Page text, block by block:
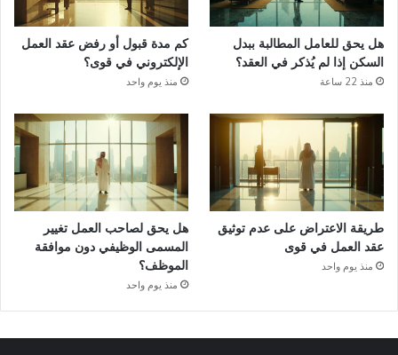
هل يحق للعامل المطالبة ببدل
السكن إذا لم يُذكر في العقد؟
منذ 22 ساعة
كم مدة قبول أو رفض عقد العمل
الإلكتروني في قوى؟
منذ يوم واحد
طريقة الاعتراض على عدم توثيق
عقد العمل في قوى
منذ يوم واحد
هل يحق لصاحب العمل تغيير
المسمى الوظيفي دون موافقة
الموظف؟
منذ يوم واحد